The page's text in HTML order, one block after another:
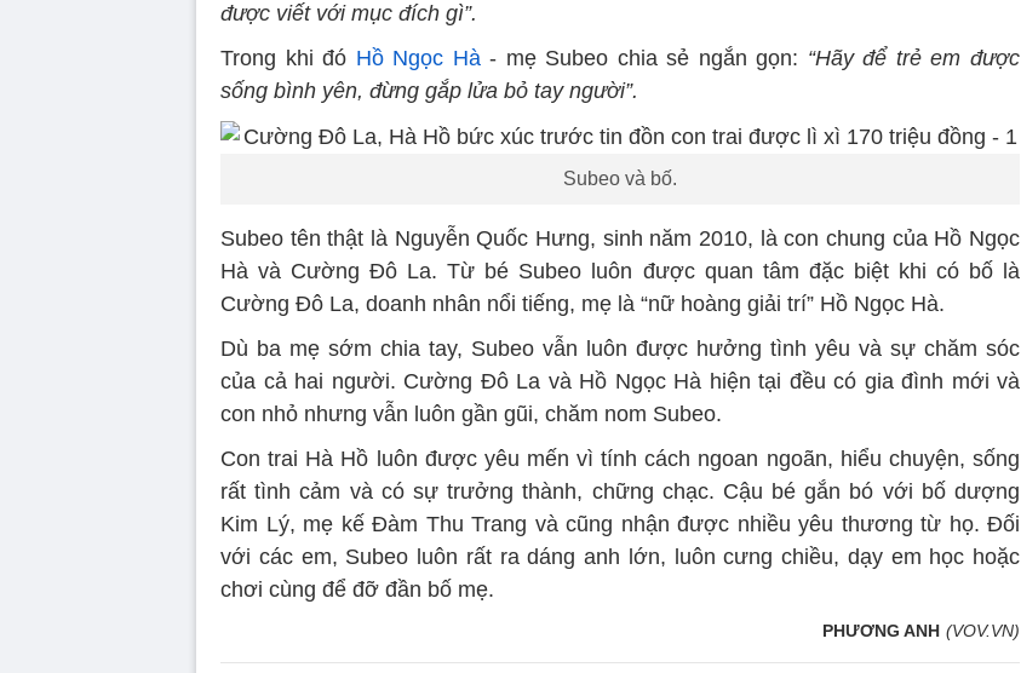
được viết với mục đích gì”.
Trong khi đó Hồ Ngọc Hà- mẹ Subeo chia sẻ ngắn gọn: “Hãy để trẻ em được
sống bình yên, đừng gắp lửa bỏ tay người”.
Subeo và bố.
Subeo tên thật là Nguyễn Quốc Hưng, sinh năm 2010, là con chung của Hồ Ngọc
Hà và Cường Đô La. Từ bé Subeo luôn được quan tâm đặc biệt khi có bố là
Cường Đô La, doanh nhân nổi tiếng, mẹ là “nữ hoàng giải trí” Hồ Ngọc Hà.
Dù ba mẹ sớm chia tay, Subeo vẫn luôn được hưởng tình yêu và sự chăm sóc
của cả hai người. Cường Đô La và Hồ Ngọc Hà hiện tại đều có gia đình mới và
con nhỏ nhưng vẫn luôn gần gũi, chăm nom Subeo.
Con trai Hà Hồ luôn được yêu mến vì tính cách ngoan ngoãn, hiểu chuyện, sống
rất tình cảm và có sự trưởng thành, chững chạc. Cậu bé gắn bó với bố dượng
Kim Lý, mẹ kế Đàm Thu Trang và cũng nhận được nhiều yêu thương từ họ. Đối
với các em, Subeo luôn rất ra dáng anh lớn, luôn cưng chiều, dạy em học hoặc
chơi cùng để đỡ đần bố mẹ.
PHƯƠNG ANH (VOV.VN)